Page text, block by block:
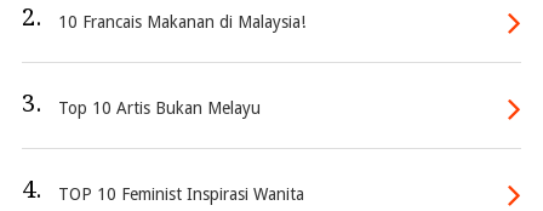
2. 10 Francais Makanan di Malaysia!
3. Top 10 Artis Bukan Melayu
4. TOP 10 Feminist Inspirasi Wanita